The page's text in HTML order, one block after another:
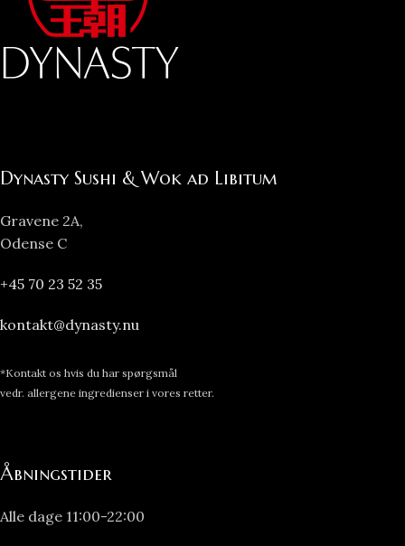
Dynasty Sushi & Wok ad Libitum
Gravene 2A,
Odense C
+45 70 23 52 35
kontakt@dynasty.nu
*Kontakt os hvis du har spørgsmål
vedr. allergene ingredienser i vores retter.
Åbningstider
Alle dage 11:00-22:00